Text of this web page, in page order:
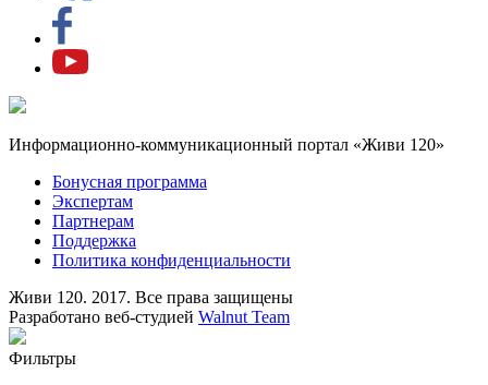
Информационно-коммуникационный портал «Живи 120»
Бонусная программа
Экспертам
Партнерам
Поддержка
Политика конфиденциальности
Живи 120. 2017. Все права защищены
Разработано веб-студией Walnut Team
Фильтры